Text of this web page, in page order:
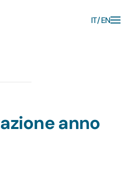
IT EN
anno